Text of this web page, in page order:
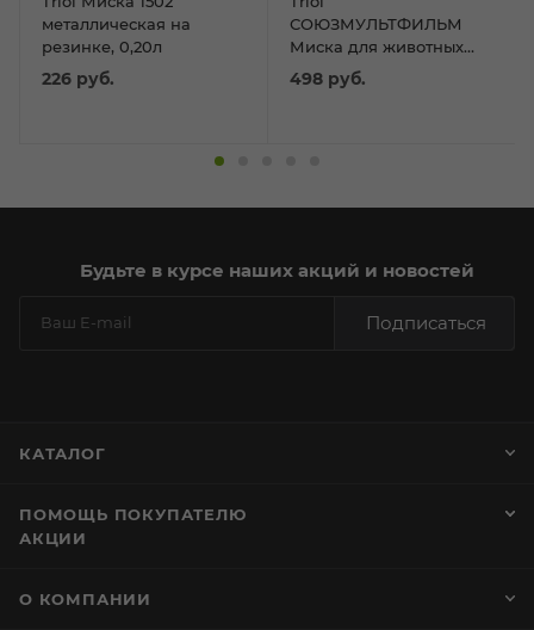
металлическая на
резинке, 0,20л
226 руб.
СОЮЗМУЛЬТФИЛЬМ
Миска для животных
металлическая на
резинке "Сосиска
498 руб.
Будьте в курсе наших акций и новостей
Подписаться
КАТАЛОГ
ПОМОЩЬ ПОКУПАТЕЛЮ
АКЦИИ
О КОМПАНИИ